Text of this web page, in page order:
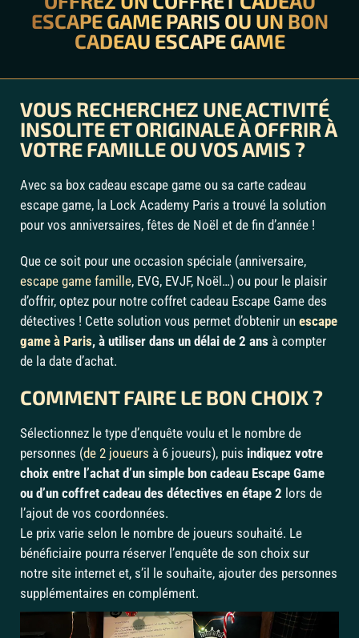
ESCAPE GAME PARIS OU UN BON
CADEAU ESCAPE GAME
VOUS RECHERCHEZ UNE ACTIVITÉ
INSOLITE ET ORIGINALE À OFFRIR À
VOTRE FAMILLE OU VOS AMIS ?
Avec sa box cadeau escape game ou sa carte cadeau
escape game, la Lock Academy Paris a trouvé la solution
pour vos anniversaires, fêtes de Noël et de fin d’année !
Que ce soit pour une occasion spéciale (anniversaire,
escape game famille, EVG, EVJF, Noël…) ou pour le plaisir
d’offrir, optez pour notre coffret cadeau Escape Game des
détectives ! Cette solution vous permet d’obtenir un escape
game à Paris, à utiliser dans un délai de 2 ans à compter
de la date d’achat.
COMMENT FAIRE LE BON CHOIX ?
Sélectionnez le type d’enquête voulu et le nombre de
personnes (de 2 joueurs à 6 joueurs), puis indiquez votre
choix entre l’achat d’un simple bon cadeau Escape Game
ou d’un coffret cadeau des détectives en étape 2 lors de
l’ajout de vos coordonnées.
Le prix varie selon le nombre de joueurs souhaité. Le
bénéficiaire pourra réserver l’enquête de son choix sur
notre site internet et, s’il le souhaite, ajouter des personnes
supplémentaires en complément.